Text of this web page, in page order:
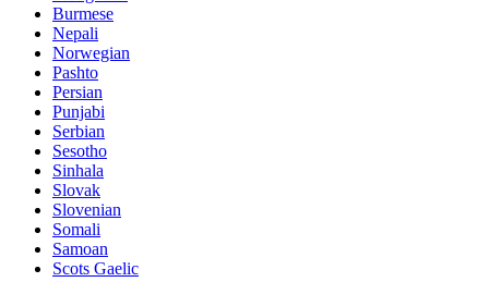
Burmese
Nepali
Norwegian
Pashto
Persian
Punjabi
Serbian
Sesotho
Sinhala
Slovak
Slovenian
Somali
Samoan
Scots Gaelic